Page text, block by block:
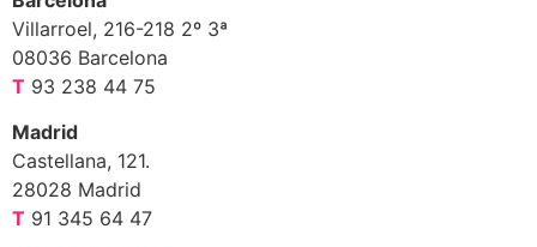
Villarroel, 216-218 2º 3ª
08036 Barcelona
T 93 238 44 75
Madrid
Castellana, 121.
28028 Madrid
T 91 345 64 47